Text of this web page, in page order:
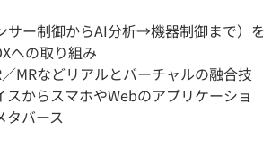
ー制御からAI分析→機器制御まで）を
への取り組み
MRなどリアルとバーチャルの融合技
スからスマホやWebのアプリケーショ
タバース